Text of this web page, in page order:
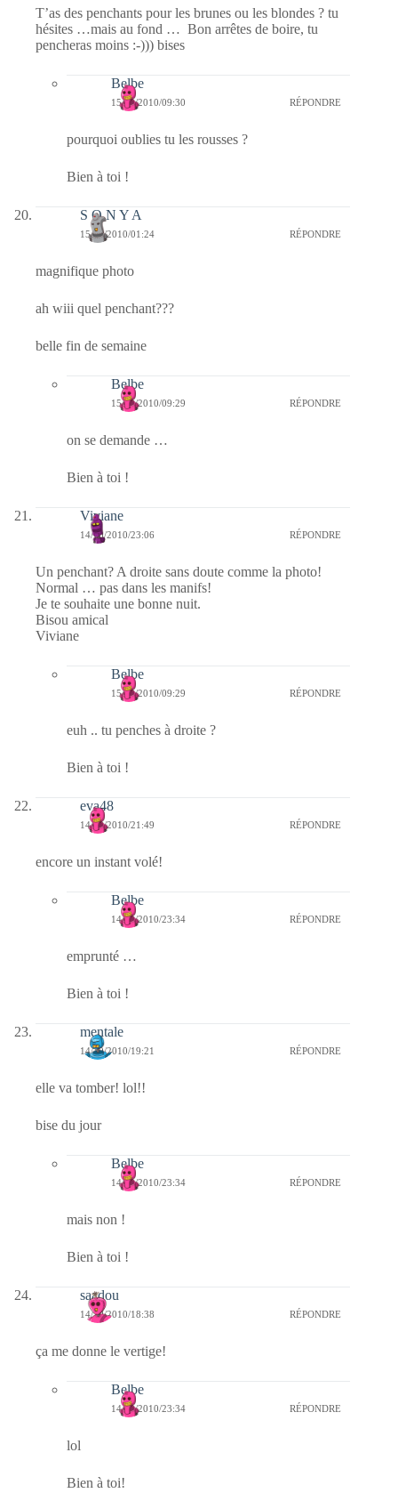
T’as des penchants pour les brunes ou les blondes ? tu
hésites …mais au fond … Bon arrêtes de boire, tu
pencheras moins :-))) bises
Belbe
15/10/2010/09:30 RÉPONDRE
pourquoi oublies tu les rousses ?
Bien à toi !
S O N Y A
15/10/2010/01:24 RÉPONDRE
magnifique photo
ah wiii quel penchant???
belle fin de semaine
Belbe
15/10/2010/09:29 RÉPONDRE
on se demande …
Bien à toi !
Viviane
14/10/2010/23:06 RÉPONDRE
Un penchant? A droite sans doute comme la photo!
Normal … pas dans les manifs!
Je te souhaite une bonne nuit.
Bisou amical
Viviane
Belbe
15/10/2010/09:29 RÉPONDRE
euh .. tu penches à droite ?
Bien à toi !
eva48
14/10/2010/21:49 RÉPONDRE
encore un instant volé!
Belbe
14/10/2010/23:34 RÉPONDRE
emprunté …
Bien à toi !
mentale
14/10/2010/19:21 RÉPONDRE
elle va tomber! lol!!
bise du jour
Belbe
14/10/2010/23:34 RÉPONDRE
mais non !
Bien à toi !
saadou
14/10/2010/18:38 RÉPONDRE
ça me donne le vertige!
Belbe
14/10/2010/23:34 RÉPONDRE
lol
Bien à toi!